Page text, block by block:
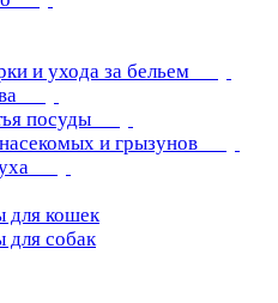
и ухода за бельем
посуды
и грызунов
для кошек
для собак